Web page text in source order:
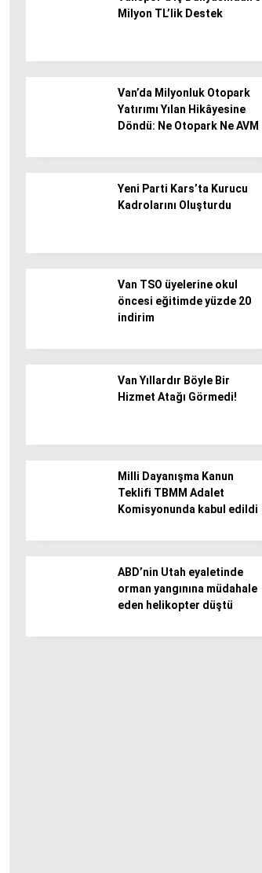
Milyon TL’lik Destek
Van’da Milyonluk Otopark
Yatırımı Yılan Hikâyesine
Döndü: Ne Otopark Ne AVM
Yeni Parti Kars’ta Kurucu
Kadrolarını Oluşturdu
Van TSO üyelerine okul
öncesi eğitimde yüzde 20
indirim
Van Yıllardır Böyle Bir
Hizmet Atağı Görmedi!
Milli Dayanışma Kanun
Teklifi TBMM Adalet
Komisyonunda kabul edildi
ABD’nin Utah eyaletinde
orman yangınına müdahale
eden helikopter düştü